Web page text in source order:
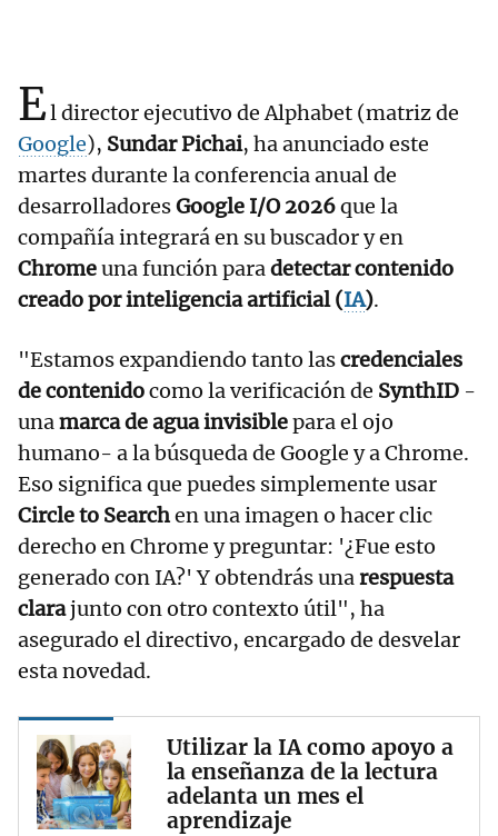
El director ejecutivo de Alphabet (matriz de
Google), Sundar Pichai, ha anunciado este
martes durante la conferencia anual de
desarrolladoresGoogle I/O 2026que la
compañía integrará en su buscador y en
Chromeuna función paradetectar contenido
creado por inteligencia artificial (IA).
"Estamos expandiendo tanto lascredenciales
de contenidocomo la verificación de SynthID -
unamarca de agua invisiblepara el ojo
humano- a la búsqueda de Google y a Chrome.
Eso significa que puedes simplemente usar
Circle to Searchen una imagen o hacer clic
derecho en Chrome y preguntar: '¿Fue esto
generado con IA?' Y obtendrás unarespuesta
clarajunto con otro contexto útil", ha
asegurado el directivo, encargado de desvelar
esta novedad.
Utilizar la IA como apoyo a
la enseñanza de la lectura
adelanta un mes el
aprendizaje